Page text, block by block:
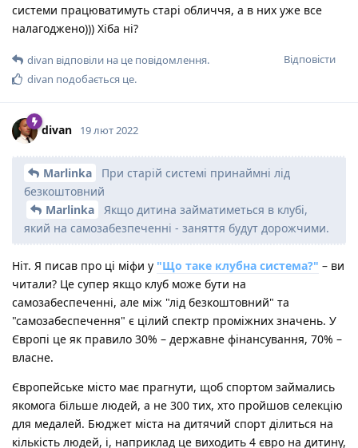
системи працюватимуть старі обличчя, а в них уже все
налагоджено))) Хіба ні?
Відповісти
divan відповіли на це повідомлення.
divan подобається це.
divan 19 лют 2022
Marlinka
При старій системі принаймні лід
безкоштовний
Marlinka
Якщо дитина займатиметься в клубі,
який на самозабезпеченні - заняття будут дорожчими.
Ніт. Я писав про ці міфи у "Що таке клубна система?" – ви
читали? Це супер якщо клуб може бути на
самозабеспеченні, але між "лід безкоштовний" та
"самозабеспечення" є цілий спектр проміжних значень. У
Європі це як правило 30% – державне фінансування, 70% –
власне.
Європейське місто має прагнути, щоб спортом займались
якомога більше людей, а не 300 тих, хто пройшов селекцію
для медалей. Бюджет міста на дитячий спорт ділиться на
кількість людей, і, наприклад це виходить 4 євро на дитину,